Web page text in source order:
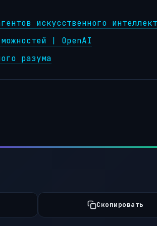
искусственного
| OpenAI
разума
Скопировать